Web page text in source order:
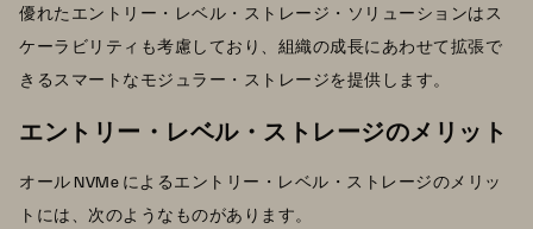
優れたエントリー・レベル・ストレージ・ソリューションはス
ケーラビリティも考慮しており、組織の成長にあわせて拡張で
きるスマートなモジュラー・ストレージを提供します。
エントリー・レベル・ストレージのメリット
オール NVMe によるエントリー・レベル・ストレージのメリッ
トには、次のようなものがあります。